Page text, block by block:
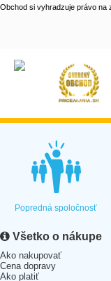
Obchod si vyhradzuje právo na
Popredná spoločnosť
Všetko o nákupe
Ako nakupovať
Cena dopravy
Ako platiť